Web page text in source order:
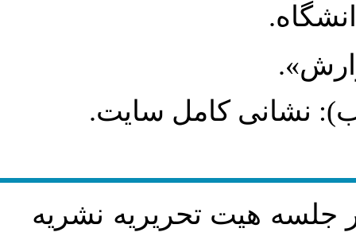
نشانی کامل سایت.
جلسه هيت تحريريه نشريه